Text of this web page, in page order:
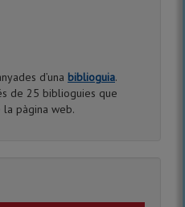
d’una biblioguia.
de 25 biblioguies que
pàgina web.